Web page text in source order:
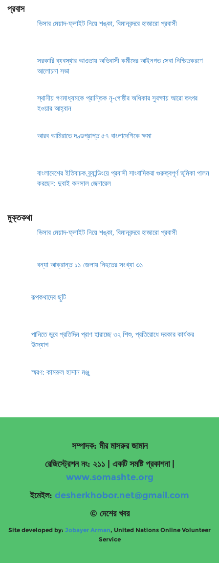
প্রবাস
ভিসার মেয়াদ-ফ্লাইট নিয়ে শঙ্কা, বিমানবন্দরে হাজারো প্রবাসী
সরকারি ব্যবস্থার আওতায় অভিবাসী কর্মীদের আইনগত সেবা নিশ্চিতকরণে
আলোচনা সভা
স্থানীয় গণমাধ্যমকে প্রান্তিক নৃ-গোষ্ঠীর অধিকার সুরক্ষায় আরো তৎপর
হওয়ার আহ্বান
আরব আমিরাতে দণ্ডপ্রাপ্ত ৫৭ বাংলাদেশিকে ক্ষমা
বাংলাদেশের ইতিবাচক ব্র্যান্ডিংয়ে প্রবাসী সাংবাদিকরা গুরুত্বপূর্ণ ভূমিকা পালন
করছেন: দুবাই কনসাল জেনারেল
মুক্তকথা
ভিসার মেয়াদ-ফ্লাইট নিয়ে শঙ্কা, বিমানবন্দরে হাজারো প্রবাসী
বন্যা আক্রান্ত ১১ জেলায় নিহতের সংখ্যা ৩১
রূপকথাদের ছুটি
পানিতে ডুবে প্রতিদিন প্রাণ হারাচ্ছে ৩২ শিশু, প্রতিরোধে দরকার কার্যকর
উদ্যোগ
স্মরণ: কামরুল হাসান মঞ্জু
সম্পাদক: মীর মাসরুর জামান
রেজিস্ট্রেশন নং: ২১১ | একটি সমষ্টি প্রকাশনা
www.somashte.org
ইমেইল: desherkhobor.net@gmail.com
© দেশের খবর
Site developed by: Jobayer Arman, United Nations Online Volunteer
Service